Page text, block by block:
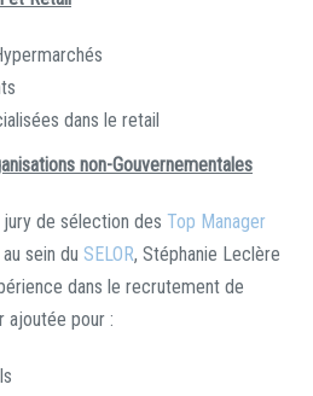
dans le retail
non-Gouvernementales
de sélection des Top Manager
au sein du SELOR, Stéphanie Leclère
dans le recrutement de
ajoutée pour :